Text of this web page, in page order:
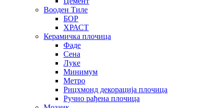
Вооден Тиле
БОР
ХРАСТ
Керамичка плочица
Фаде
Сена
Луке
Минимум
Метро
Рицхмонд декорација плочица
Ручно рађена плочица